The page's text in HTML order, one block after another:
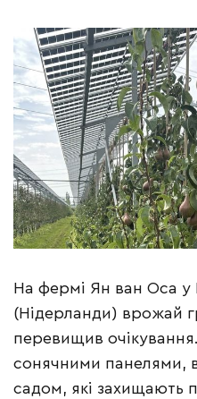
На фермі Ян ван Оса у
(Нідерланди) врожай
перевищив
сонячними панелями,
садом, які захищають